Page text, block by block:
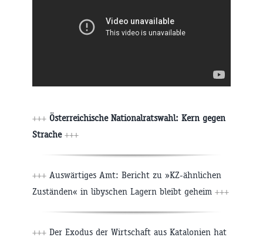
+++ Österreichische Nationalratswahl: Kern gegen
Strache +++
+++ Auswärtiges Amt: Bericht zu »KZ-ähnlichen
Zuständen« in libyschen Lagern bleibt geheim +++
+++ Der Exodus der Wirtschaft aus Katalonien hat